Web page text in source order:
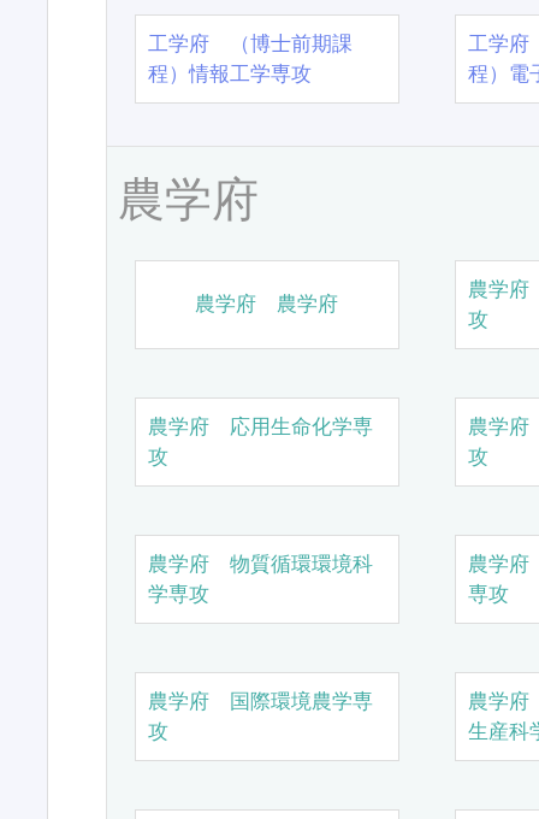
工学府 （博士前期課
程）情報工学専攻
工学
程）電
農学府
農学府 農学府
農学
攻
農学府 応用生命化学専
攻
農学
攻
農学府 物質循環環境科
学専攻
農学
専攻
農学府 国際環境農学専
攻
農学
生産科